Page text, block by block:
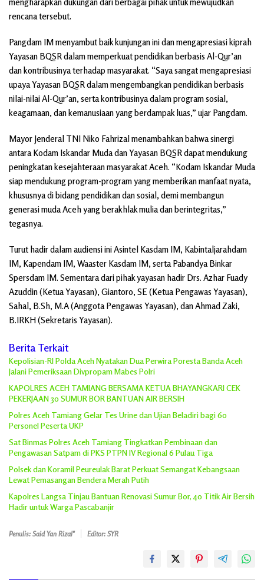
mengharapkan dukungan dari berbagai pihak untuk mewujudkan
rencana tersebut.
Pangdam IM menyambut baik kunjungan ini dan mengapresiasi kiprah
Yayasan BQSR dalam memperkuat pendidikan berbasis Al-Qur’an
dan kontribusinya terhadap masyarakat. “Saya sangat mengapresiasi
upaya Yayasan BQSR dalam mengembangkan pendidikan berbasis
nilai-nilai Al-Qur’an, serta kontribusinya dalam program sosial,
keagamaan, dan kemanusiaan yang berdampak luas,” ujar Pangdam.
Mayor Jenderal TNI Niko Fahrizal menambahkan bahwa sinergi
antara Kodam Iskandar Muda dan Yayasan BQSR dapat mendukung
peningkatan kesejahteraan masyarakat Aceh. “Kodam Iskandar Muda
siap mendukung program-program yang memberikan manfaat nyata,
khususnya di bidang pendidikan dan sosial, demi membangun
generasi muda Aceh yang berakhlak mulia dan berintegritas,”
tegasnya.
Turut hadir dalam audiensi ini Asintel Kasdam IM, Kabintaljarahdam
IM, Kapendam IM, Waaster Kasdam IM, serta Pabandya Binkar
Spersdam IM. Sementara dari pihak yayasan hadir Drs. Azhar Fuady
Azuddin (Ketua Yayasan), Giantoro, SE (Ketua Pengawas Yayasan),
Sahal, B.Sh, M.A (Anggota Pengawas Yayasan), dan Ahmad Zaki,
B.IRKH (Sekretaris Yayasan).
Berita Terkait
Kepolisian-RI Polda Aceh Nyatakan Dua Perwira Poresta Banda Aceh
Jalani Pemeriksaan Divpropam Mabes Polri
KAPOLRES ACEH TAMIANG BERSAMA KETUA BHAYANGKARI CEK
PEKERJAAN 30 SUMUR BOR BANTUAN AIR BERSIH
Polres Aceh Tamiang Gelar Tes Urine dan Ujian Beladiri bagi 60
Personel Peserta UKP
Sat Binmas Polres Aceh Tamiang Tingkatkan Pembinaan dan
Pengawasan Satpam di PKS PTPN IV Regional 6 Pulau Tiga
Polsek dan Koramil Peureulak Barat Perkuat Semangat Kebangsaan
Lewat Pemasangan Bendera Merah Putih
Kapolres Langsa Tinjau Bantuan Renovasi Sumur Bor, 40 Titik Air Bersih
Hadir untuk Warga Pascabanjir
Penulis: Said Yan Rizal" Editor: SYR